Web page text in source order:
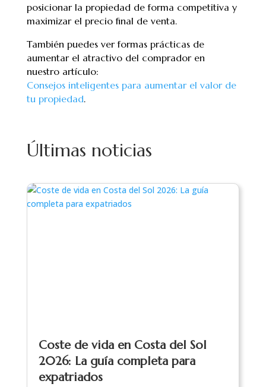
posicionar la propiedad de forma competitiva y
maximizar el precio final de venta.
También puedes ver formas prácticas de
aumentar el atractivo del comprador en
nuestro artículo:
Consejos inteligentes para aumentar el valor de
tu propiedad.
Últimas noticias
Coste de vida en Costa del Sol
2026: La guía completa para
expatriados